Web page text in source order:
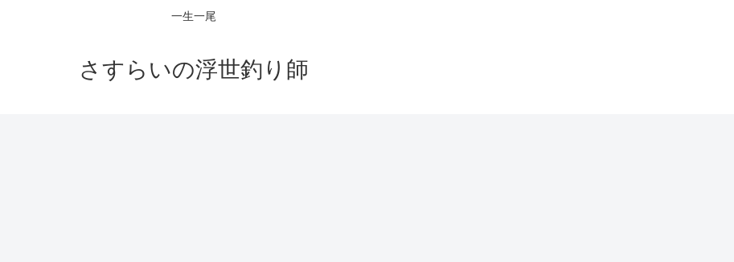
一生一尾
さすらいの浮世釣り師